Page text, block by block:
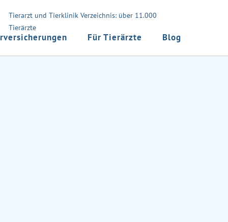
Tierarzt und Tierklinik Verzeichnis: über 11.000
Tierärzte
Für Tierärzte Blog